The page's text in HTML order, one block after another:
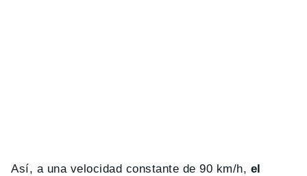
Así, a una velocidad constante de 90 km/h, el